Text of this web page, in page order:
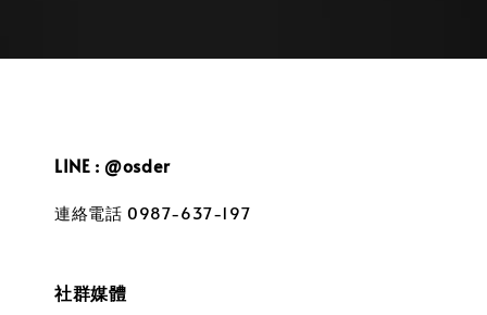
LINE : @osder
連絡電話 0987-637-197
社群媒體